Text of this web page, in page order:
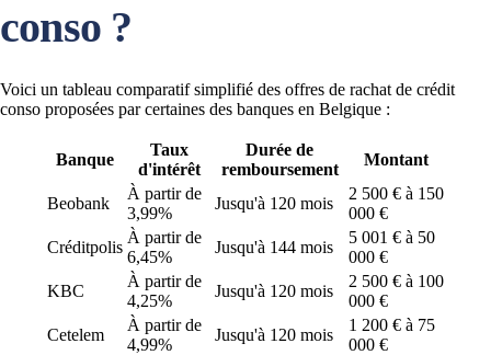
conso ?
Voici un tableau comparatif simplifié des offres de rachat de crédit
conso proposées par certaines des banques en Belgique :
Banque
Taux
d'intérêt
Durée de
remboursement
Montant
Beobank
À partir de
3,99%
Jusqu'à 120 mois
2 500 € à 150
000 €
Créditpolis
À partir de
6,45%
Jusqu'à 144 mois
5 001 € à 50
000 €
KBC
À partir de
4,25%
Jusqu'à 120 mois
2 500 € à 100
000 €
Cetelem
À partir de
4,99%
Jusqu'à 120 mois
1 200 € à 75
000 €